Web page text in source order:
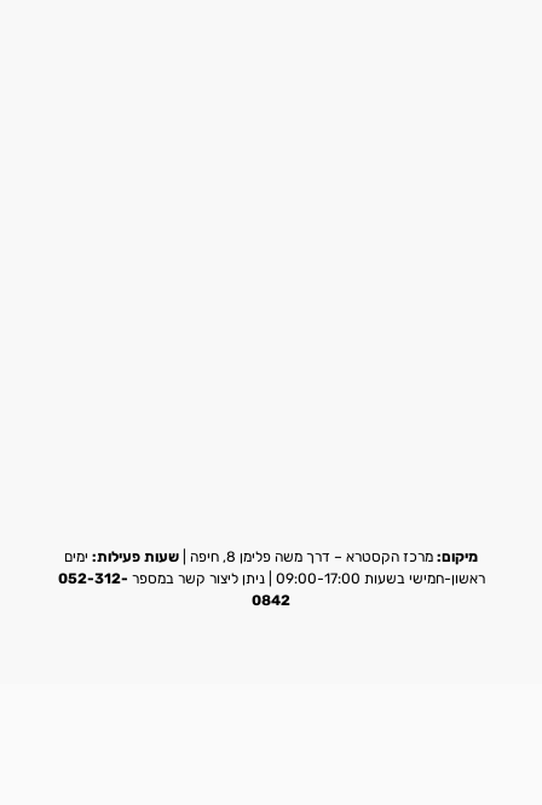
מיקום: מרכז הקסטרא – דרך משה פלימן 8, חיפה | שעות פעילות: ימים
ראשון-חמישי בשעות 09:00-17:00 | ניתן ליצור קשר במספר
052-312-
0842